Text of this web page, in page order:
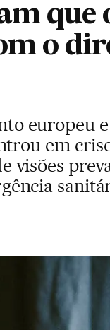
que
o
europeu
em
visões